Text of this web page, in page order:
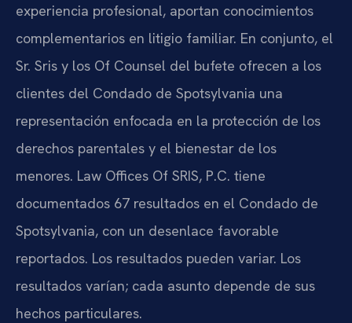
experiencia profesional, aportan conocimientos
complementarios en litigio familiar. En conjunto, el
Sr. Sris y los Of Counsel del bufete ofrecen a los
clientes del Condado de Spotsylvania una
representación enfocada en la protección de los
derechos parentales y el bienestar de los
menores. Law Offices Of SRIS, P.C. tiene
documentados 67 resultados en el Condado de
Spotsylvania, con un desenlace favorable
reportados. Los resultados pueden variar. Los
resultados varían; cada asunto depende de sus
hechos particulares.